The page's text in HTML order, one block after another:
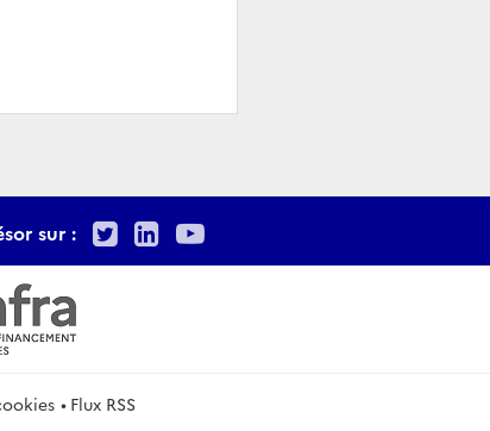
sur : TwitterLinkedIn
Youtube
Flux RSS